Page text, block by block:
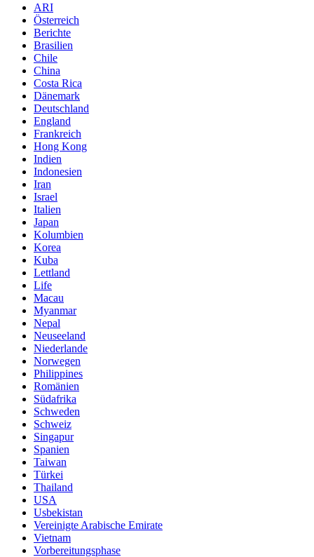
ARI
Österreich
Berichte
Brasilien
Chile
China
Costa Rica
Dänemark
Deutschland
England
Frankreich
Hong Kong
Indien
Indonesien
Iran
Israel
Italien
Japan
Kolumbien
Korea
Kuba
Lettland
Life
Macau
Myanmar
Nepal
Neuseeland
Niederlande
Norwegen
Philippines
Romänien
Südafrika
Schweden
Schweiz
Singapur
Spanien
Taiwan
Türkei
Thailand
USA
Usbekistan
Vereinigte Arabische Emirate
Vietnam
Vorbereitungsphase